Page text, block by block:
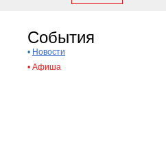
События
• Новости
• Афиша